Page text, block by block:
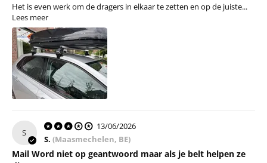
Het is even werk om de dragers in elkaar te zetten en op de juiste...
Lees meer
S
13/06/2026
S. (Maasmechelen, BE)
Mail Word niet op geantwoord maar als je belt helpen ze